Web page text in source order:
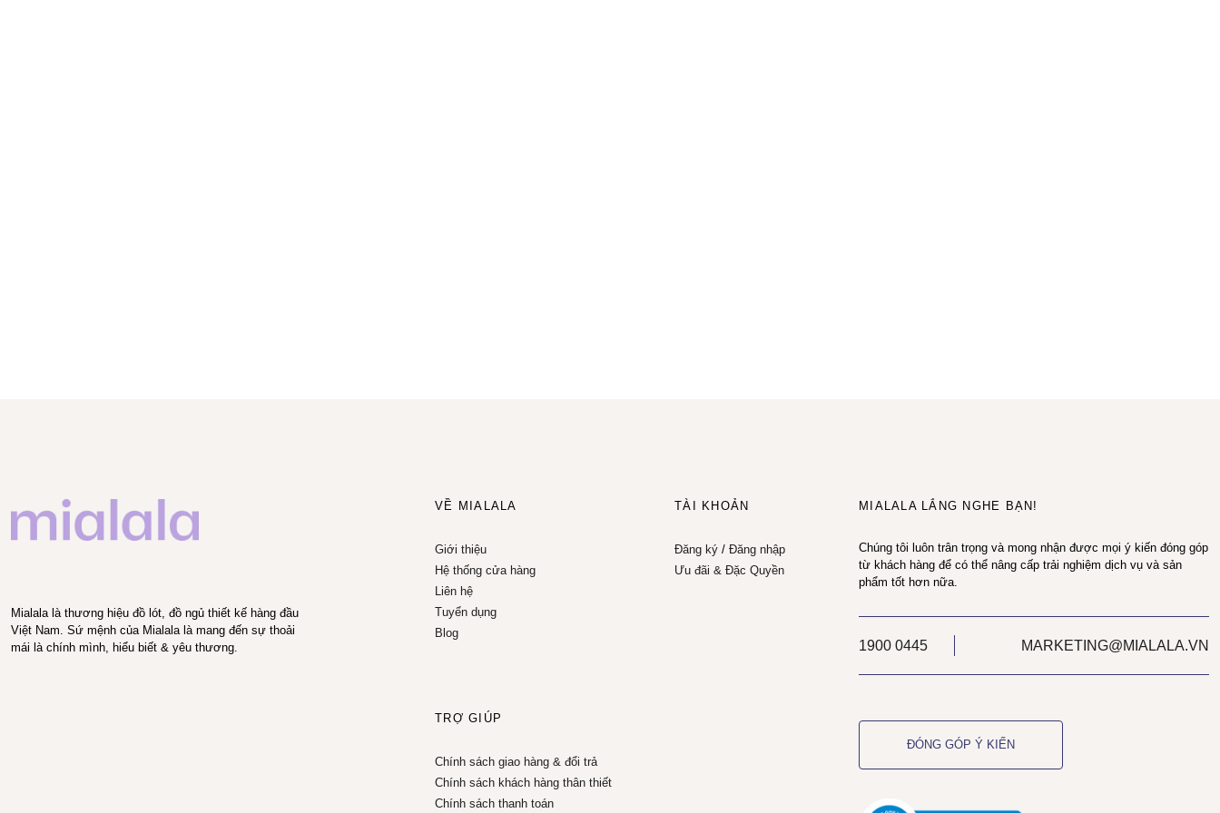
Mialala là thương hiệu đồ lót, đồ ngủ thiết kế hàng đầu
Việt Nam. Sứ mệnh của Mialala là mang đến sự thoải
mái là chính mình, hiểu biết & yêu thương.
VỀ MIALALA
Giới thiệu
Hệ thống cửa hàng
Liên hệ
Tuyển dụng
Blog
TÀI KHOẢN
Đăng ký/ Đăng nhập
Ưu đãi & Đặc Quyền
TRỢ GIÚP
Chính sách giao hàng & đổi trả
Chính sách khách hàng thân thiết
Chính sách thanh toán
MIALALA LẮNG NGHE BẠN!
Chúng tôi luôn trân trọng và mong nhận được mọi ý kiến đóng góp
từ khách hàng để có thể nâng cấp trải nghiệm dịch vụ và sản
phẩm tốt hơn nữa.
1900 0445 MARKETING@MIALALA.VN
ĐÓNG GÓP Ý KIẾN